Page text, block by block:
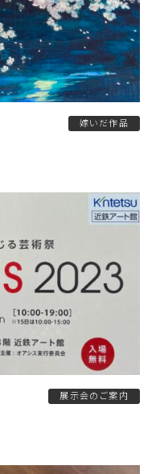
嫁いだ作品
展示会のご案内